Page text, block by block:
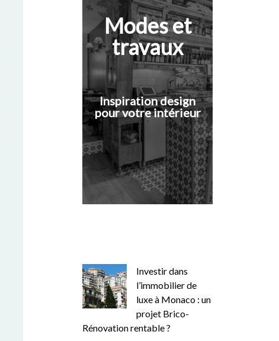
Modes et
travaux
Inspiration design
pour votre intérieur
Investir dans
l’immobilier de
luxe à Monaco : un
projet Brico-
Rénovation rentable ?